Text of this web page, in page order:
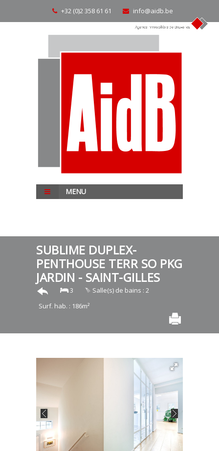
+32 (0)2 358 61 61 info@aidb.be
MENU
SUBLIME DUPLEX-
PENTHOUSE TERR SO PKG
JARDIN - SAINT-GILLES
3
Salle(s) de bains : 2
Surf. hab. : 186m²